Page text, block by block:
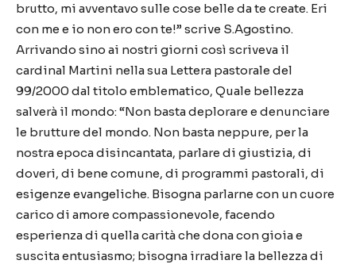
brutto, mi avventavo sulle cose belle da te create. Eri
con me e io non ero con te!” scrive S.Agostino.
Arrivando sino ai nostri giorni così scriveva il
cardinal Martini nella sua Lettera pastorale del
99/2000 dal titolo emblematico, Quale bellezza
salverà il mondo: “Non basta deplorare e denunciare
le brutture del mondo. Non basta neppure, per la
nostra epoca disincantata, parlare di giustizia, di
doveri, di bene comune, di programmi pastorali, di
esigenze evangeliche. Bisogna parlarne con un cuore
carico di amore compassionevole, facendo
esperienza di quella carità che dona con gioia e
suscita entusiasmo; bisogna irradiare la bellezza di